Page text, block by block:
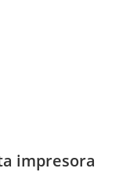
impresora